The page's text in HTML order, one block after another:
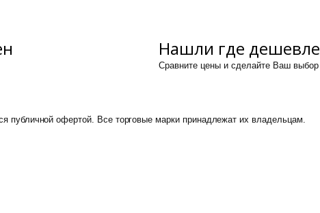
Нашли где дешевле
Сравните цены и сделайте Ваш выбор
публичной офертой. Все торговые марки принадлежат их владельцам.